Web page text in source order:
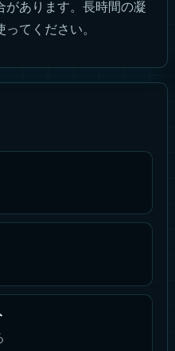
あります。長時間の凝
てください。